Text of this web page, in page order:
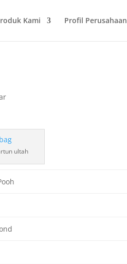
Kami Profil Perusahaan
ultah